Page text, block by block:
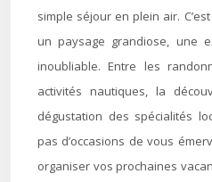
simple séjour en plein air.
un paysage grandiose, une
inoubliable. Entre les
activités nautiques, la
dégustation des spécialités
pas d’occasions de vous
organiser vos prochaines